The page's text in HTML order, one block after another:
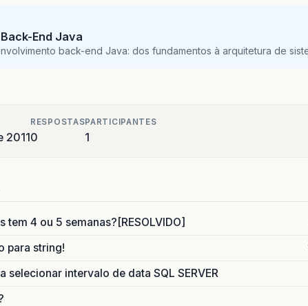
End Java
back-end Java: dos fundamentos à arquitetura de
2011
RESPOSTAS
0
PARTICIPANTES
1
tem 4 ou 5 semanas?[RESOLVIDO]
para string!
selecionar intervalo de data SQL SERVER